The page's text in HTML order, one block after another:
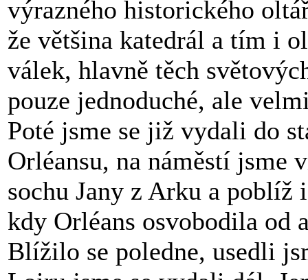
výrazného historického
že většina katedrál a tím i
válek, hlavně těch
pouze jednoduché, ale
Poté jsme se již vydali do
Orléansu, na náměstí jsme
sochu Jany z Arku a
kdy Orléans osvobodila od
Blížilo se poledne, usedli